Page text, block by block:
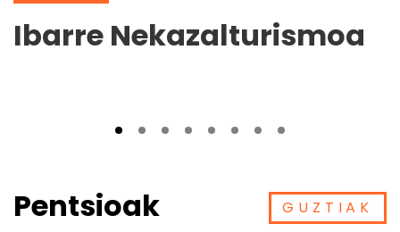
Ibarre Nekazalturismoa
Pentsioak GUZTIAK